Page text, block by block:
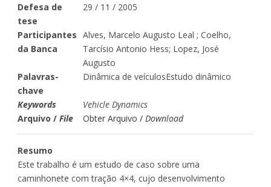
Defesa de
tese
29 / 11 / 2005
Participantes
da Banca
Alves, Marcelo Augusto Leal ; Coelho,
Tarcísio Antonio Hess; Lopez, José
Augusto
Palavras-
chave
Dinâmica de veículosEstudo dinâmico
Keywords
Vehicle Dynamics
Arquivo / File Obter Arquivo / Download
Resumo
Este trabalho é um estudo de caso sobre uma
caminhonete com tração 4×4, cujo desenvolvimento